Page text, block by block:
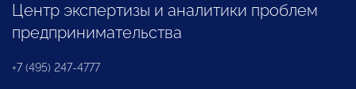
Центр экспертизы и аналитики проблем
предпринимательства
+7 (495) 247-4777